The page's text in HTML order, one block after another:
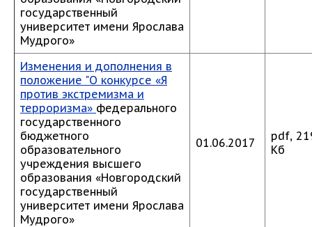
государственный
университет имени Ярослава
Мудрого»
Изменения и дополнения в
положение "О конкурсе «Я
против экстремизма и
терроризма» федерального
государственного
бюджетного
образовательного
учреждения высшего
образования «Новгородский
государственный
университет имени Ярослава
Мудрого»
01.06.2017
pdf,
Кб